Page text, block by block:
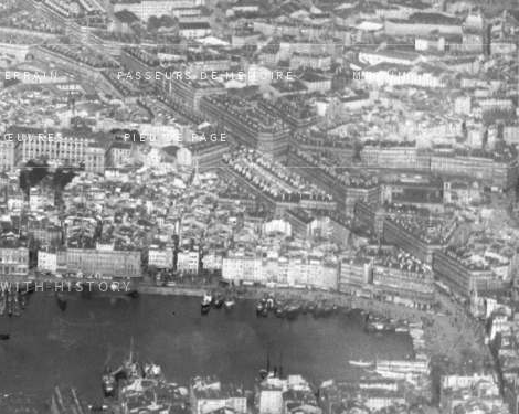
HISTORY
PASSEURS DE MÉMOIRE MONUM
ŒUVRES PIED DE PAGE